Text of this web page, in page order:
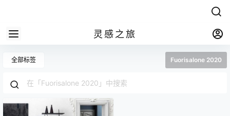
灵感之旅
全部标签 Fuorisalone 2020